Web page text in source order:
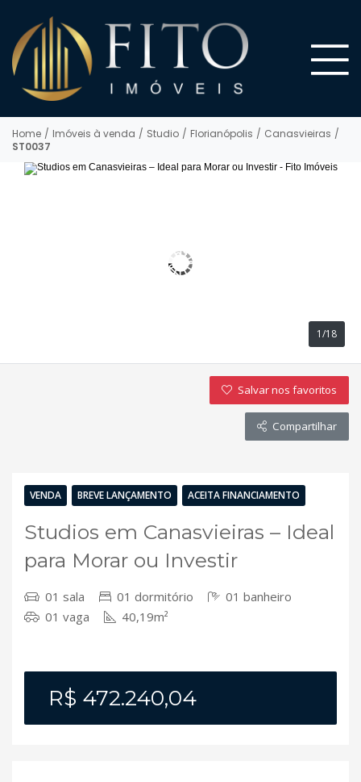
Home / Imóveis à venda / Studio / Florianópolis / Canasvieiras /
ST0037
1/18
Salvar nos favoritos
Compartilhar
VENDA BREVE LANÇAMENTO ACEITA FINANCIAMENTO
Studios em Canasvieiras – Ideal
para Morar ou Investir
01 sala 01 dormitório
01 banheiro
01 vaga
40,19m²
R$ 472.240,04